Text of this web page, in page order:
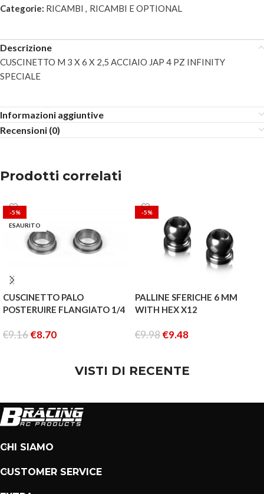
Categorie: RICAMBI , RICAMBI E OPTIONAL
Descrizione
CUSCINETTO M 3 X 6 X 2,5 ACCIAIO JAP 4 PZ INFINITY
SPECIALE
Informazioni aggiuntive
Recensioni (0)
Prodotti correlati
-5%
ESAURITO
CUSCINETTO PALO
POSTERUIRE FLANGIATO 1/4
€9.16€8.70
-5%
PALLINE SFERICHE 6 MM
WITH HEX X12
€9.98€9.48
VISTI DI RECENTE
CHI SIAMO
CUSTOMER SERVICE